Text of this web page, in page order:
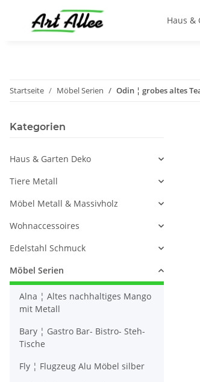
Haus &
Startseite Möbel Serien Odin ¦ grobes altes
Kategorien
Haus & Garten Deko
Tiere Metall
Möbel Metall & Massivholz
Wohnaccessoires
Edelstahl Schmuck
Möbel Serien
Alna ¦ Altes nachhaltiges Mango
mit Metall
Bary ¦ Gastro Bar- Bistro- Steh-
Tische
Fly ¦ Flugzeug Alu Möbel silber